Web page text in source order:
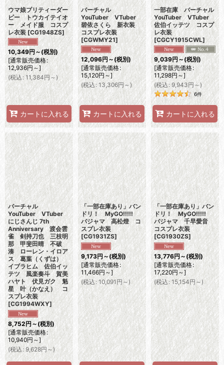
ウマ娘プリティーダー
ビー トウカイテイオ
ー メイド服 コスプ
レ衣装 [CG1948ZS]
10,349円～(税別)
[通常販売価格:
12,936円～]
(税込 : 11,384円～)
カートに入れる
バーチャル
YouTuber VTuber
碧依さくら 新衣装
コスプレ衣装
[CGWMY21]
12,096円～ (税別)
[通常販売価格:
15,120円～]
(税込: 13,306円～)
カートに入れる
一部在庫 バーチャル
YouTuber VTuber
佐伯イッテツ コスプ
レ衣装
[CGCY1915CWL]
9,039円 ～(税別)
[通常販売価格:
11,298円～]
(税込: 9,943円～)
6件
カートに入れる
バーチャル
YouTuber VTuber
にじさんじ 7th
Anniversary 渡会雲
雀 剣持刀也 三枝明
那 甲斐田晴 不破
湊 ローレン・イロア
ス 葛葉（くずは）
イブラヒム 佐伯イッ
テツ 風楽奏斗 賀美
ハヤト 伏見ガク 魁
星 叶（かなえ） コ
スプレ衣装
[CG1994WXY]
8,752円 ～ (税別)
[通常販売価格:
10,940円～]
(税込: 9,628円～)
「一部在庫あり」バン
ドリ！ MyGO!!!!!
パジャマ 高松燈 コ
スプレ衣装
[CG1931ZS]
9,173円～(税別)
[通常販売価格:
11,466円～]
(税込: 10,091円～)
「一部在庫あり」バン
ドリ！ MyGO!!!!!
パジャマ 千早愛音
コスプレ衣装
[CG1930ZS]
13,776円～(税別)
[通常販売価格:
17,220円 ～]
(税込: 15,154円 ～)